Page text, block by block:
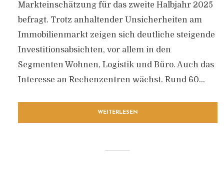
Markteinschätzung für das zweite Halbjahr 2025
befragt. Trotz anhaltender Unsicherheiten am
Immobilienmarkt zeigen sich deutliche steigende
Investitionsabsichten, vor allem in den
Segmenten Wohnen, Logistik und Büro. Auch das
Interesse an Rechenzentren wächst. Rund 60...
WEITERLESEN